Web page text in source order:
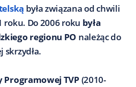
była związana od chwili
roku. Do 2006 roku była
regionu PO należąc do
skrzydła.
Programowej TVP (2010-